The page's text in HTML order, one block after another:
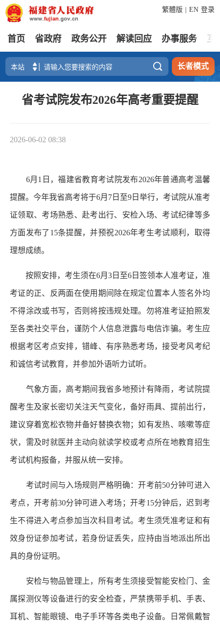
登录
繁體版 EN
首页 省政府 政务公开 解读回应 办事服务 互
 长者模式
省考试院发布2026年高考重要提醒
2026-06-02 08:38
6月1日，福建省教育考试院发布2026年普通高考温馨
提醒。今年我省高考将于6月7日至9日举行，考试院从准考
证领取、考场熟悉、赴考出行、安检入场、考试纪律等多
方面发布了15条提醒，并预祝2026年考生考试顺利，取得
理想成绩。
按照安排，考生须在6月3日至6日签领本人准考证，准
考证的正、反两面在使用期间除在规定位置本人签名外均
不得涂改或书写，否则将按违规处理。勿将准考证拍照发
至各类社交平台，谨防个人信息泄露与电信诈骗。考生应
根据考区考点安排，错峰、有序熟悉考场，接受考风考纪
和诚信考试教育，并参加外语听力试听。
气象方面，高考期间我省多地预计有降雨，考试院提
醒考生及家长密切关注天气变化，备好雨具、提前出行，
建议穿着宽松衣物并备好替换衣物；如有发热、咳嗽等症
状，需及时就医并主动向就读学校或考点所在地教育招生
考试机构报备，并服从统一安排。
考试时间与入场规则严格明确：开考前50分钟可进入
考点，开考前30分钟可进入考场；开考15分钟后，迟到考
生不得进入考点参加当次科目考试。考生须凭准考证和有
效身份证参加考试，若身份证丢失，应持由当地派出所出
具的身份证明。
安检与物品管理上，所有考生须接受智能安检门、金
属探测仪等设备进行的安全检查，严禁携带手机、手表、
耳机、智能眼镜、电子手环等各类电子设备。日常佩戴智